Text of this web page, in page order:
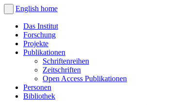
English home
Das Institut
Forschung
Projekte
Publikationen
Schriftenreihen
Zeitschriften
Open Access Publikationen
Personen
Bibliothek